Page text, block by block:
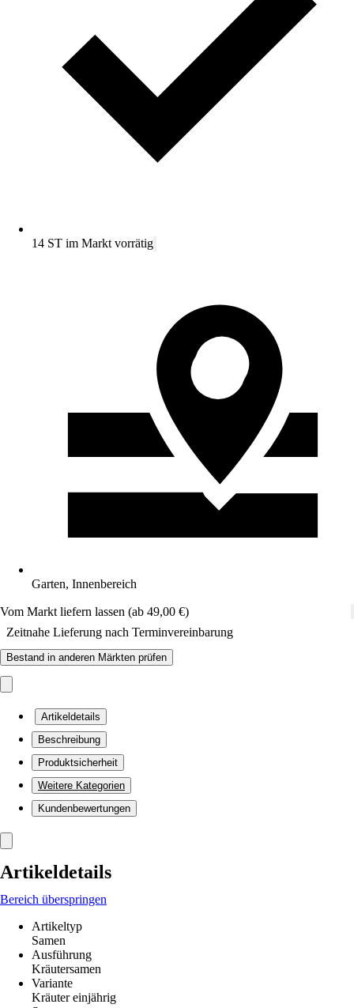
14 ST im Markt vorrätig
Garten, Innenbereich
Vom Markt liefern lassen (ab 49,00 €)
Zeitnahe Lieferung nach Terminvereinbarung
Bestand in anderen Märkten prüfen
Artikeldetails
Beschreibung
Produktsicherheit
Weitere Kategorien
Kundenbewertungen
Artikeldetails
Bereich überspringen
Artikeltyp
Samen
Ausführung
Kräutersamen
Variante
Kräuter einjährig